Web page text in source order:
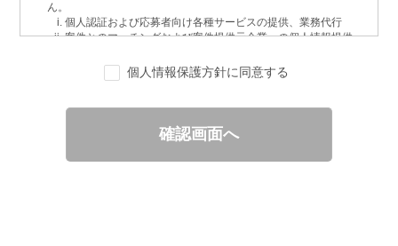
ん。
個人認証および応募者向け各種サービスの提供、業務代行
案件とのマッチングおよび案件提供元企業への個人情報提供
サービスに関するご意見、お問い合わせへの回答
ご要望の分析、各種統計データの算出と分析
当社運営のウェブサイト訪問前にクリックされている広告の情
報（クリック日や広告掲載サイトなど）を取得のうえ、情報と
照合して広告効果を測定
個人情報の第三者提供について
個人情報保護方針に同意する
確認画面へ